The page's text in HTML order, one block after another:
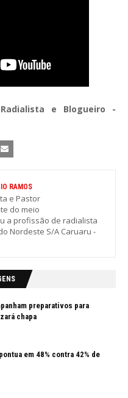
e Blogueiro -
RAMOS
e Pastor
do meio
a profissão de radialista
Nordeste S/A Caruaru -
preparativos para
chapa
em 48% contra 42% de